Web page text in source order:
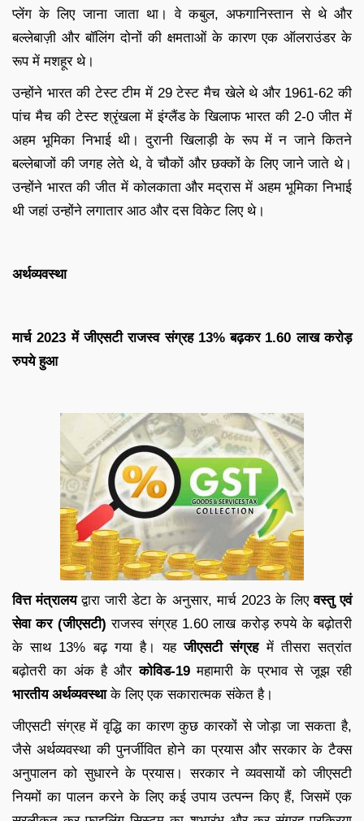
प्लेंग के लिए जाना जाता था। वे कबुल, अफगानिस्तान से थे और
बल्लेबाज़ी और बॉलिंग दोनों की क्षमताओं के कारण एक ऑलराउंडर के
रूप में मशहूर थे।
उन्होंने भारत की टेस्ट टीम में 29 टेस्ट मैच खेले थे और 1961-62 की
पांच मैच की टेस्ट श्रृंखला में इंग्लैंड के खिलाफ भारत की 2-0 जीत में
अहम भूमिका निभाई थी। दुरानी खिलाड़ी के रूप में न जाने कितने
बल्लेबाजों की जगह लेते थे, वे चौकों और छक्कों के लिए जाने जाते थे।
उन्होंने भारत की जीत में कोलकाता और मद्रास में अहम भूमिका निभाई
थी जहां उन्होंने लगातार आठ और दस विकेट लिए थे।
अर्थव्यवस्था
मार्च 2023 में जीएसटी राजस्व संग्रह 13% बढ़कर 1.60 लाख करोड़
रुपये हुआ
वित्त मंत्रालयद्वारा जारी डेटा के अनुसार, मार्च 2023 के लिएवस्तु एवं
सेवा कर (जीएसटी) राजस्व संग्रह 1.60 लाख करोड़ रुपये के बढ़ोतरी
के साथ 13% बढ़ गया है। यहजीएसटी संग्रहमें तीसरा सत्रांत
बढ़ोतरी का अंक है औरकोविड-19महामारी के प्रभाव से जूझ रही
भारतीय अर्थव्यवस्थाके लिए एक सकारात्मक संकेत है।
जीएसटी संग्रह में वृद्धि का कारण कुछ कारकों से जोड़ा जा सकता है,
जैसे अर्थव्यवस्था की पुनर्जीवित होने का प्रयास और सरकार के टैक्स
अनुपालन को सुधारने के प्रयास। सरकार ने व्यवसायों को जीएसटी
नियमों का पालन करने के लिए कई उपाय उत्पन्न किए हैं, जिसमें एक